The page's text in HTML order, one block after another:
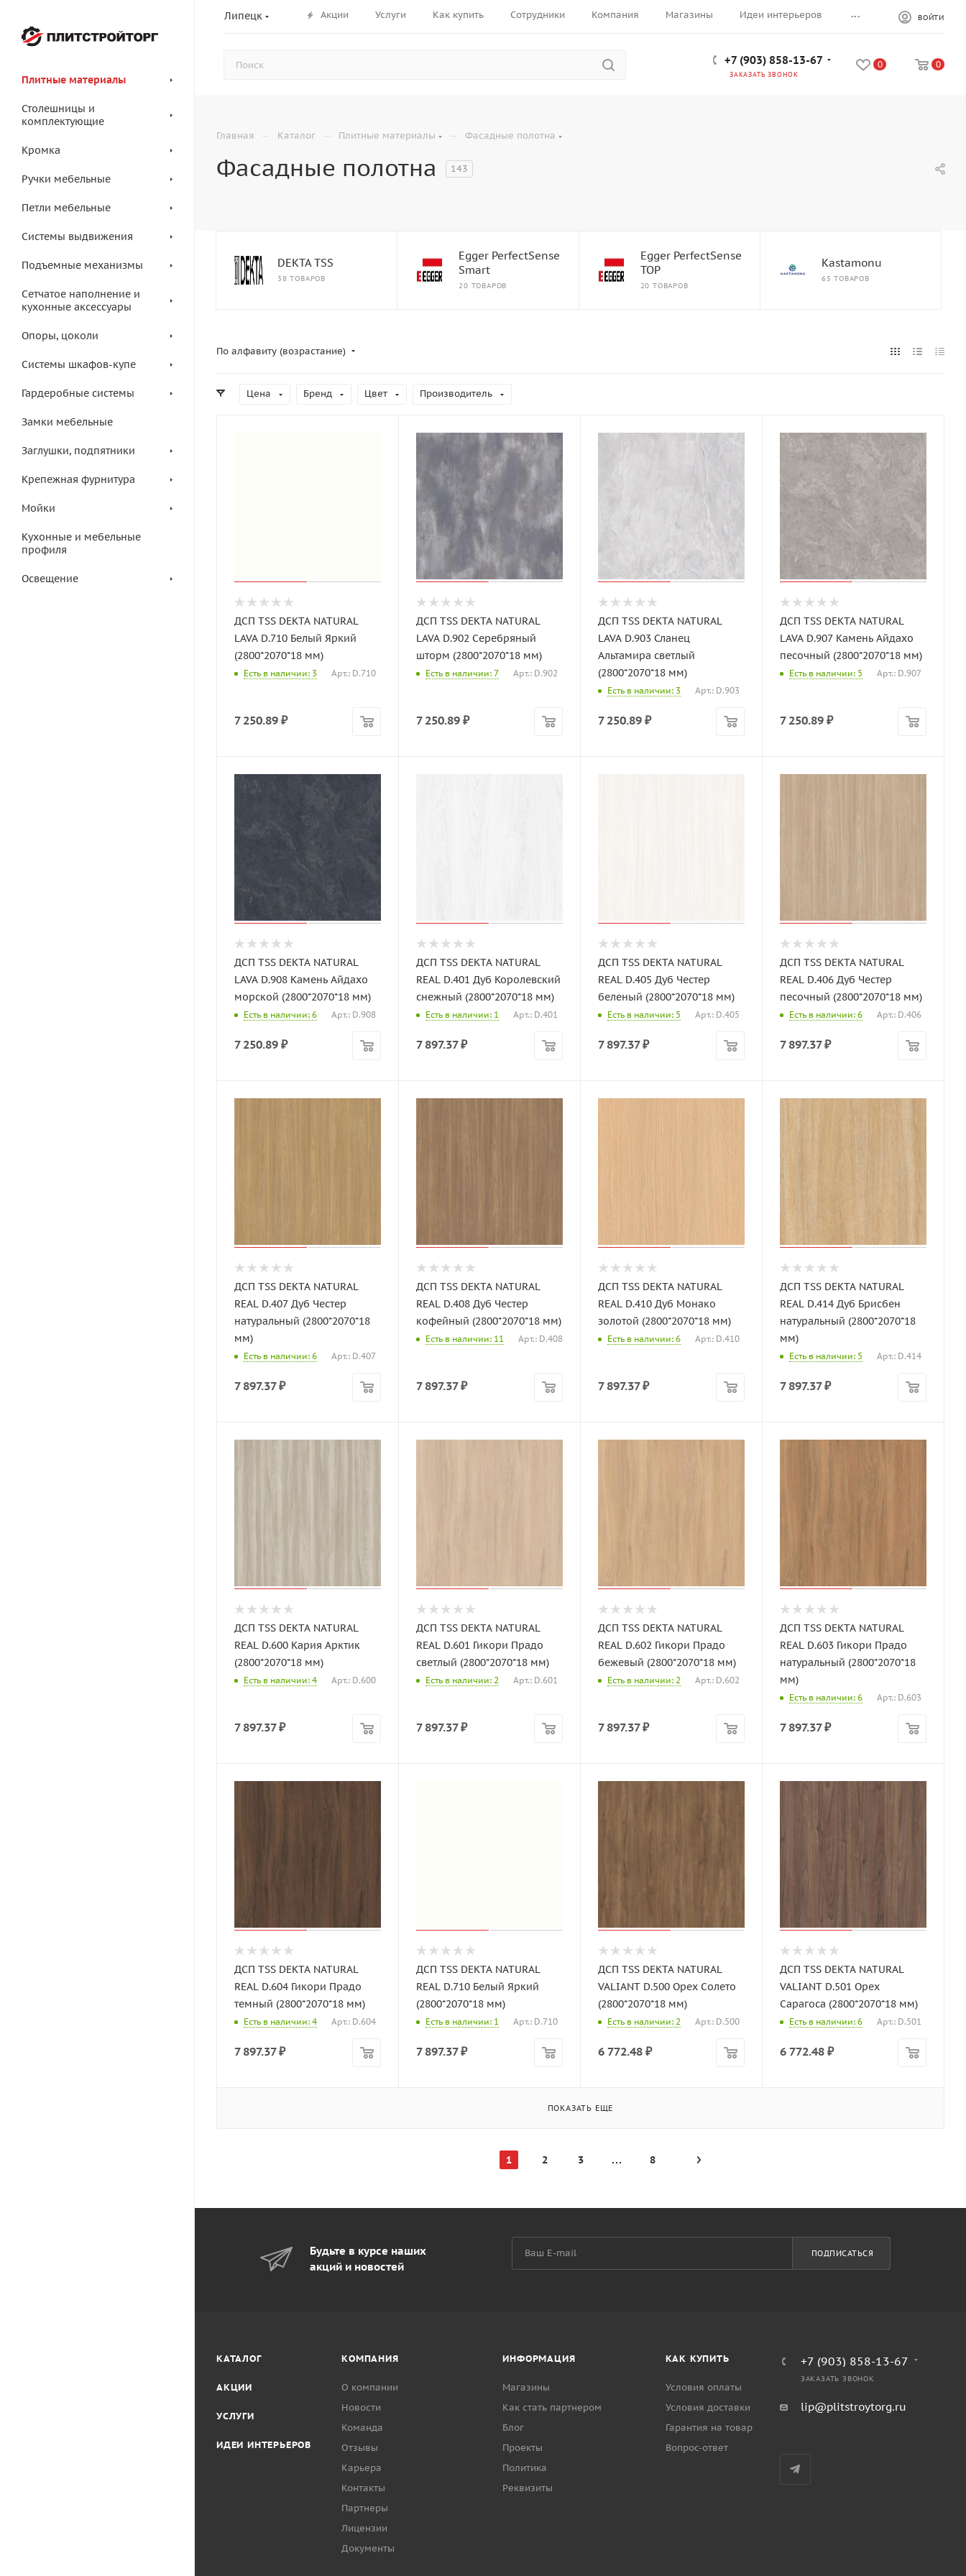
Липецк Акции Услуги Как купить Сотрудники Компания Магазины Идеи интерьеров ... ВОЙТИ
+7 (903) 858-13-67
ЗАКАЗАТЬ ЗВОНОК
0 0
Плитные материалы
Столешницы и
комплектующие
Кромка
Ручки мебельные
Петли мебельные
Системы выдвижения
Подъемные механизмы
Сетчатое наполнение и
кухонные аксессуары
Опоры, цоколи
Системы шкафов-купе
Гардеробные системы
Замки мебельные
Заглушки, подпятники
Крепежная фурнитура
Мойки
Кухонные и мебельные
профиля
Освещение
Главная — Каталог — Плитные материалы — Фасадные полотна
Фасадные полотна 143
DEKTA TSS
38 ТОВАРОВ
Egger PerfectSense
Smart
20 ТОВАРОВ
Egger PerfectSense
TOP
20 ТОВАРОВ
Kastamonu
65 ТОВАРОВ
По алфавиту (возрастание)
Цена Бренд Цвет Производитель
ДСП TSS DEKTA NATURAL
LAVA D.710 Белый Яркий
(2800*2070*18 мм)
Есть в наличии: 3 Арт.: D.710
7 250.89 ₽
ДСП TSS DEKTA NATURAL
LAVA D.902 Серебряный
шторм (2800*2070*18 мм)
Есть в наличии: 7 Арт.: D.902
7 250.89 ₽
ДСП TSS DEKTA NATURAL
LAVA D.903 Сланец
Альтамира светлый
(2800*2070*18 мм)
Есть в наличии: 3 Арт.: D.903
7 250.89 ₽
ДСП TSS DEKTA NATURAL
LAVA D.907 Камень Айдахо
песочный (2800*2070*18 мм)
Есть в наличии: 5 Арт.: D.907
7 250.89 ₽
ДСП TSS DEKTA NATURAL
LAVA D.908 Камень Айдахо
морской (2800*2070*18 мм)
Есть в наличии: 6 Арт.: D.908
7 250.89 ₽
ДСП TSS DEKTA NATURAL
REAL D.401 Дуб Королевский
снежный (2800*2070*18 мм)
Есть в наличии: 1 Арт.: D.401
7 897.37₽
ДСП TSS DEKTA NATURAL
REAL D.405 Дуб Честер
беленый (2800*2070*18 мм)
Есть в наличии: 5 Арт.: D.405
7 897.37₽
ДСП TSS DEKTA NATURAL
REAL D.406 Дуб Честер
песочный (2800*2070*18 мм)
Есть в наличии: 6 Арт.: D.406
7 897.37₽
ДСП TSS DEKTA NATURAL
REAL D.407 Дуб Честер
натуральный (2800*2070*18
мм)
Есть в наличии: 6 Арт.: D.407
7 897.37₽
ДСП TSS DEKTA NATURAL
REAL D.408 Дуб Честер
кофейный (2800*2070*18 мм)
Есть в наличии: 11 Арт.: D.408
7 897.37₽
ДСП TSS DEKTA NATURAL
REAL D.410 Дуб Монако
золотой (2800*2070*18 мм)
Есть в наличии: 6 Арт.: D.410
7 897.37₽
ДСП TSS DEKTA NATURAL
REAL D.414 Дуб Брисбен
натуральный (2800*2070*18
мм)
Есть в наличии: 5 Арт.: D.414
7 897.37₽
ДСП TSS DEKTA NATURAL
REAL D.600 Кария Арктик
(2800*2070*18 мм)
Есть в наличии: 4 Арт.: D.600
7 897.37₽
ДСП TSS DEKTA NATURAL
REAL D.601 Гикори Прадо
светлый (2800*2070*18 мм)
Есть в наличии: 2 Арт.: D.601
7 897.37₽
ДСП TSS DEKTA NATURAL
REAL D.602 Гикори Прадо
бежевый (2800*2070*18 мм)
Есть в наличии: 2 Арт.: D.602
7 897.37₽
ДСП TSS DEKTA NATURAL
REAL D.603 Гикори Прадо
натуральный (2800*2070*18
мм)
Есть в наличии: 6 Арт.: D.603
7 897.37₽
ДСП TSS DEKTA NATURAL
REAL D.604 Гикори Прадо
темный (2800*2070*18 мм)
Есть в наличии: 4 Арт.: D.604
7 897.37₽
ДСП TSS DEKTA NATURAL
REAL D.710 Белый Яркий
(2800*2070*18 мм)
Есть в наличии: 1 Арт.: D.710
7 897.37₽
ДСП TSS DEKTA NATURAL
VALIANT D.500 Opex Солето
(2800*2070*18 мм)
Есть в наличии: 2 Арт.: D.500
6 772.48 ₽
ДСП TSS DEKTA NATURAL
VALIANT D.501 Орех
Сарагоса (2800*2070*18 мм)
Есть в наличии: 6 Арт.: D.501
6 772.48 ₽
ПОКАЗАТЬ ЕЩЕ
1 2 3 8
Будьте в курсе наших
акций и новостей
ПОДПИСАТЬСЯ
КАТАЛОГ
АКЦИИ
УСЛУГИ
ИДЕИ ИНТЕРЬЕРОВ
КОМПАНИЯ
О компании
Новости
Команда
Отзывы
Карьера
Контакты
Партнеры
Лицензии
Документы
ИНФОРМАЦИЯ
Магазины
Как стать партнером
Блог
Проекты
Политика
Реквизиты
КАК КУПИТЬ
Условия оплаты
Условия доставки
Гарантия на товар
Вопрос-ответ
+7 (903) 858-13-67
ЗАКАЗАТЬ ЗВОНОК
lip@plitstroytorg.ru